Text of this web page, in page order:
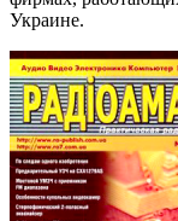
Украине.